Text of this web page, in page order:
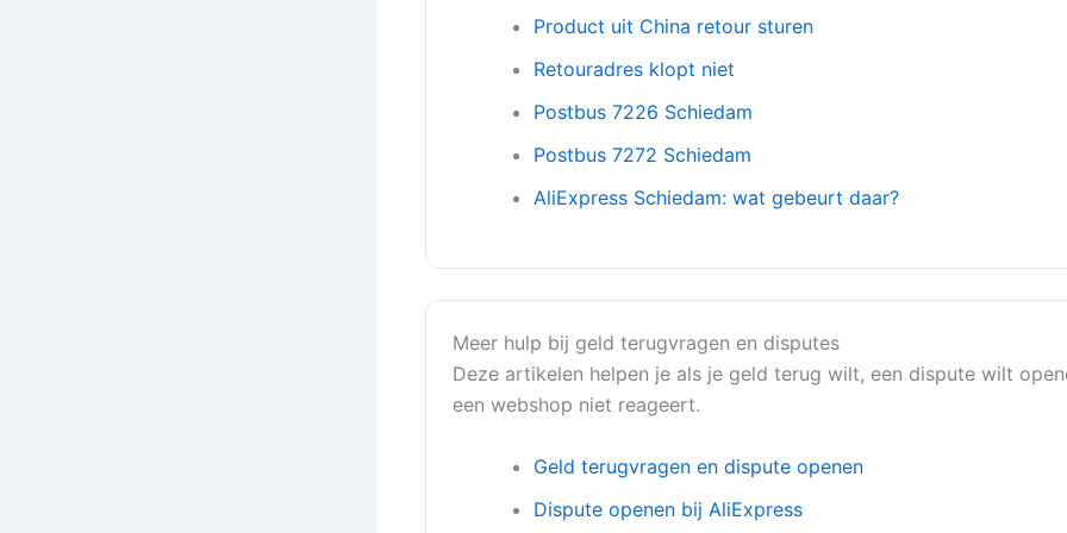
Product uit China retour sturen
Retouradres klopt niet
Postbus 7226 Schiedam
Postbus 7272 Schiedam
AliExpress Schiedam: wat gebeurt daar?
Meer hulp bij geld terugvragen en disputes
Deze artikelen helpen je als je geld terug wilt, een dispute wilt
een webshop niet reageert.
Geld terugvragen en dispute openen
Dispute openen bij AliExpress